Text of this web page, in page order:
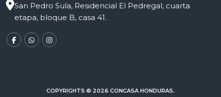
San Pedro Sula, Residencial El Pedregal, cuarta
etapa, bloque B, casa 41.
COPYRIGHTS © 2026 CONCASA HONDURAS.